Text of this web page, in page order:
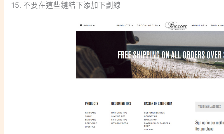
15. 不要在這些鏈結下添加下劃線